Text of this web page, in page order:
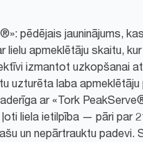
pēdējais jauninājums,
lielu apmeklētāju skaitu,
izmantot uzkopšanai
uzturēta laba apmeklētāju
ar «Tork
ļoti liela ietilpība — pāri par
un nepārtrauktu padevi.